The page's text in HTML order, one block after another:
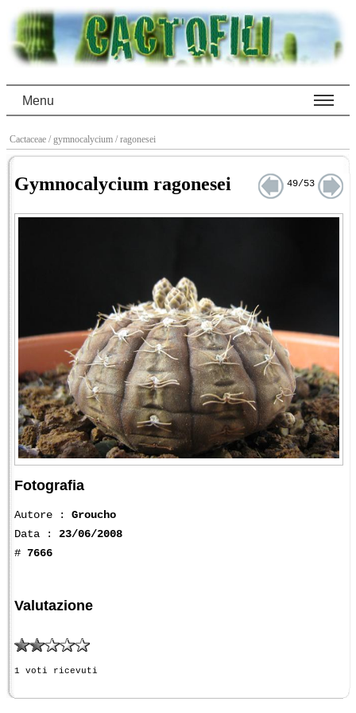
Menu
Cactaceae / gymnocalycium / ragonesei
Gymnocalycium ragonesei 49/53
Fotografia
Autore : Groucho
Data : 23/06/2008
# 7666
Valutazione
1 voti ricevuti